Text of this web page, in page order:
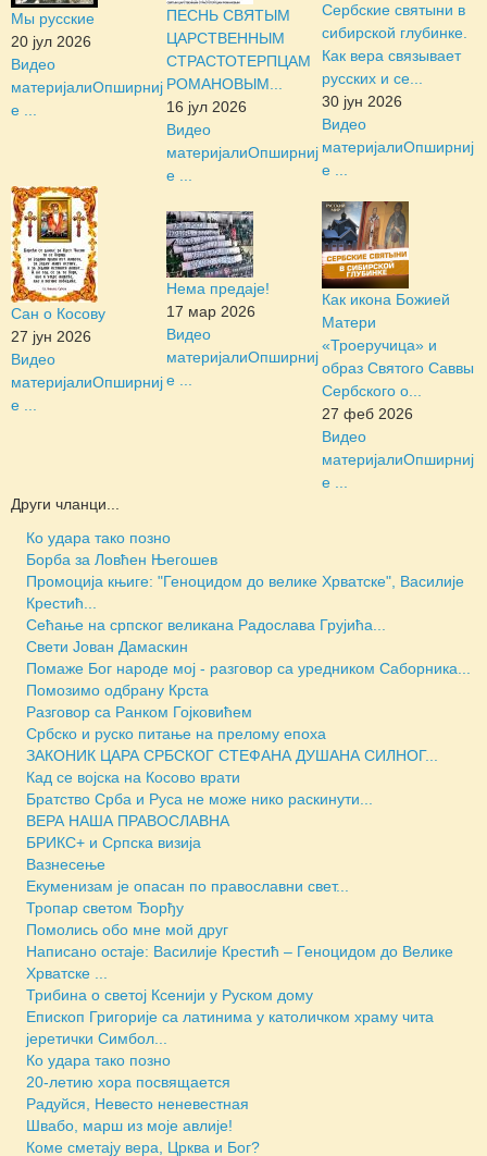
Мы русские
20 јул 2026
Видео
материјалиОпширниј
е ...
ПЕСНЬ СВЯТЫМ
ЦАРСТВЕННЫМ
СТРАСТОТЕРПЦАМ
РОМАНОВЫМ...
16 јул 2026
Видео
материјалиОпширниј
е ...
Сербские святыни в
сибирской глубинке.
Как вера связывает
русских и се...
30 јун 2026
Видео
материјалиОпширниј
е ...
Сан о Косову
27 јун 2026
Видео
материјалиОпширниј
е ...
Нема предаје!
17 мар 2026
Видео
материјалиОпширниј
е ...
Как икона Божией
Матери
«Троеручица» и
образ Святого Саввы
Сербского о...
27 феб 2026
Видео
материјалиОпширниј
е ...
Други чланци...
Ко удара тако позно
Борба за Ловћен Његошев
Промоција књиге: "Геноцидом до велике Хрватске", Василије
Крестић...
Сећање на српског великана Радослава Грујића...
Свети Јован Дамаскин
Помаже Бог народе мој - разговор са уредником Саборника...
Помозимо одбрану Крста
Разговор са Ранком Гојковићем
Србско и руско питање на прелому епоха
ЗАКОНИК ЦАРА СРБСКОГ СТЕФАНА ДУШАНА СИЛНОГ...
Кад се војска на Косово врати
Братство Срба и Руса не може нико раскинути...
ВЕРА НАША ПРАВОСЛАВНА
БРИКС+ и Српска визија
Вазнесење
Екуменизам је опасан по православни свет...
Тропар светом Ђорђу
Помолись обо мне мой друг
Написано остаје: Василије Крестић – Геноцидом до Велике
Хрватске ...
Трибина о светој Ксенији у Руском дому
Епископ Григорије са латинима у католичком храму чита
јеретички Симбол...
Ко удара тако позно
20-летию хора посвящается
Радуйся, Невесто неневестная
Швабо, марш из моје авлије!
Коме сметају вера, Црква и Бог?